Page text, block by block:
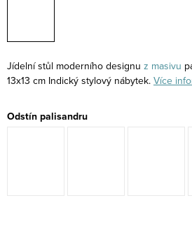
Jídelní stůl moderního designu z masivu
13x13 cm Indický stylový nábytek. Více
Odstín palisandru